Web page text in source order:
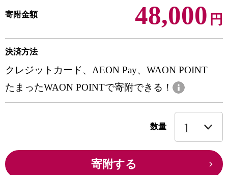
寄附金額 48,000 円
決済方法
クレジットカード、AEON Pay、WAON POINT
たまったWAON POINTで寄附できる！
数量
寄附する